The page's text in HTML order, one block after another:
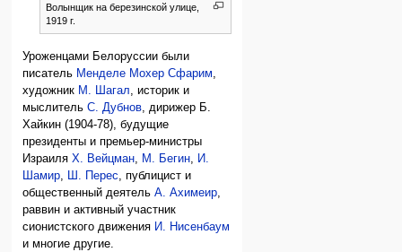
Волынщик на березинской улице,
1919 г.
Уроженцами Белоруссии были
писатель Менделе Мохер Сфарим,
художник М. Шагал, историк и
мыслительС. Дубнов, дирижер Б.
Хайкин (1904-78), будущие
президенты и премьер-министры
ИзраиляХ. Вейцман, М. Бегин, И.
Шамир, Ш. Перес, публицист и
общественный деятельА. Ахимеир,
раввин и активный участник
сионистского движения И. Нисенбаум
и многие другие.